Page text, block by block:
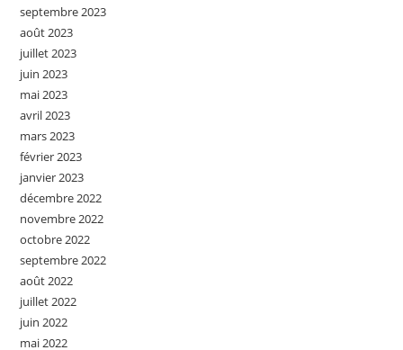
septembre 2023
août 2023
juillet 2023
juin 2023
mai 2023
avril 2023
mars 2023
février 2023
janvier 2023
décembre 2022
novembre 2022
octobre 2022
septembre 2022
août 2022
juillet 2022
juin 2022
mai 2022